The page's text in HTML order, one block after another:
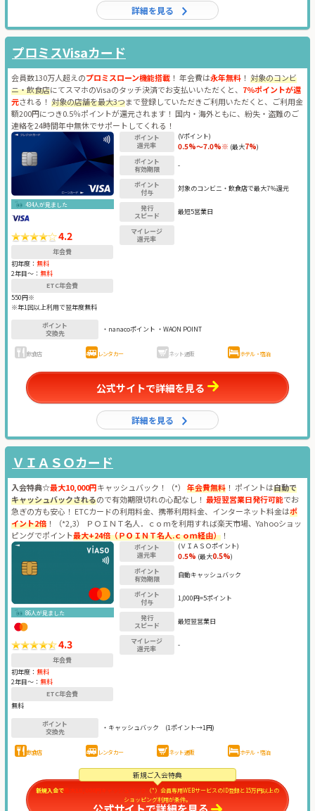
詳細を見る
プロミスVisaカード
会員数130万人超えのプロミスローン機能搭載 ！ 年会費は永年無料 ！ 対象のコンビ
ニ・飲食店にてスマホのVisaのタッチ決済でお支払いいただくと、 7％ポイントが還
元される！ 対象の店舗を最大3つまで登録していただきご利用いただくと、ご利用金
額200円につき0.5％ポイントが還元されます！ 国内・海外ともに、紛失・盗難のご
連絡を24時間年中無休でサポートしてくれる！
434人が見ました
4.2
年会費
初年度： 無料
2年目〜： 無料
ETC年会費
550円※
※年1回以上利用で翌年度無料
ポイント
還元率
(Vポイント)
0.5%～7.0%※ (最大7%)
ポイント
有効期限
-
ポイント
付与
対象のコンビニ・飲食店で最大7％還元
発行
スピード
最短5営業日
マイレージ
還元率
ポイント
交換先
・nanacoポイント ・WAON POINT
飲食店 レンタカー ネット通販 ホテル・宿泊
公式サイトで詳細を見る
詳細を見る
ＶＩＡＳＯカード
入会特典☆最大10,000円キャッシュバック！（*） 年会費無料 ！ ポイントは自動で
キャッシュバックされるので有効期限切れの心配なし！ 最短翌営業日発行可能でお
急ぎの方も安心！ ETCカードの利用料金、携帯利用料金、インターネット料金はポ
イント2倍 ！（*2,3） ＰＯＩＮＴ名人．ｃｏｍを利用すれば楽天市場、Yahooショッ
ピングでポイント最大+24倍（ＰＯＩＮＴ名人.ｃｏｍ経由） ！
86人が見ました
4.3
年会費
初年度： 無料
2年目〜： 無料
ETC年会費
無料
ポイント
還元率
(ＶＩＡＳＯポイント)
0.5% (最大0.5%)
ポイント
有効期限
自動キャッシュバック
ポイント
付与
1,000円=5ポイント
発行
スピード
最短翌営業日
マイレージ
還元率
-
ポイント
交換先
・キャッシュバック (1ポイント→1円)
飲食店 レンタカー ネット通販 ホテル・宿泊
新規入会で最大10,000円キャッシュバック
（*）会員専用WEBサービスのID登録と15万円以上の
ショッピング利用が条件。
新規ご入会特典